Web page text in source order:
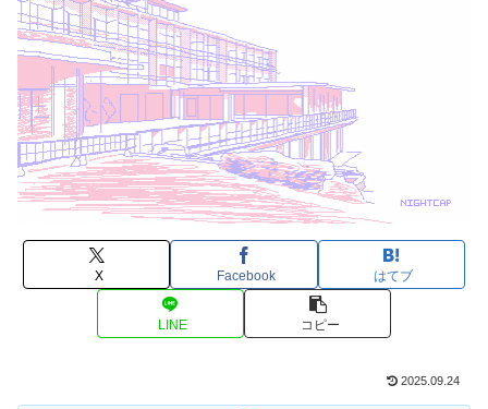
X Facebook はてブ
LINE コピー
2025.09.24